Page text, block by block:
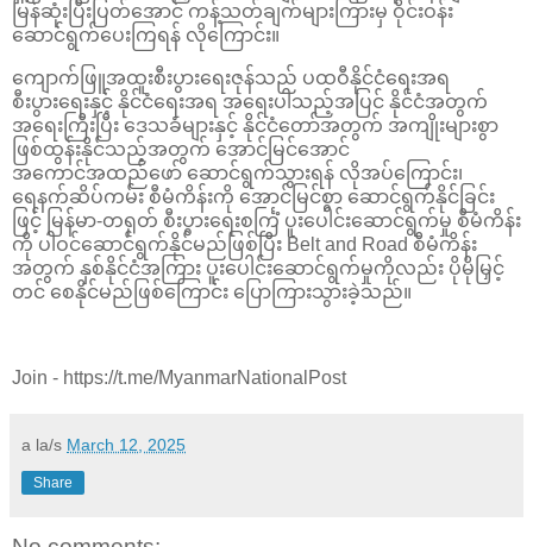
မြန်ဆုံးပြီးပြတ်အောင် ကန့်သတ်ချက်များကြားမှ ဝိုင်းဝန်း
ဆောင်ရွက်ပေးကြရန် လိုကြောင်း။
ကျောက်ဖြူအထူးစီးပွားရေးဇုန်သည် ပထဝီနိုင်ငံရေးအရ
စီးပွားရေးနှင့် နိုင်ငံရေးအရ အရေးပါသည့်အပြင် နိုင်ငံအတွက်
အရေးကြီးပြီး ဒေသခံများနှင့် နိုင်ငံတော်အတွက် အကျိုးများစွာ
ဖြစ်ထွန်းနိုင်သည့်အတွက် အောင်မြင်အောင်
အကောင်အထည်ဖော် ဆောင်ရွက်သွားရန် လိုအပ်ကြောင်း၊
ရေနက်ဆိပ်ကမ်း စီမံကိန်းကို အောင်မြင်စွာ ဆောင်ရွက်နိုင်ခြင်း
ဖြင့် မြန်မာ-တရုတ် စီးပွားရေးစင်္ကြံ ပူးပေါင်းဆောင်ရွက်မှု စီမံကိန်း
ကို ပါဝင်ဆောင်ရွက်နိုင်မည်ဖြစ်ပြီး Belt and Road စီမံကိန်း
အတွက် နှစ်နိုင်ငံအကြား ပူးပေါင်းဆောင်ရွက်မှုကိုလည်း ပိုမိုမြှင့်
တင် စေနိုင်မည်ဖြစ်ကြောင်း ပြောကြားသွားခဲ့သည်။
Join - https://t.me/MyanmarNationalPost
a la/s March 12, 2025
Share